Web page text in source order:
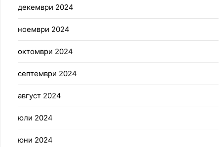
декември 2024
ноември 2024
октомври 2024
септември 2024
август 2024
юли 2024
юни 2024